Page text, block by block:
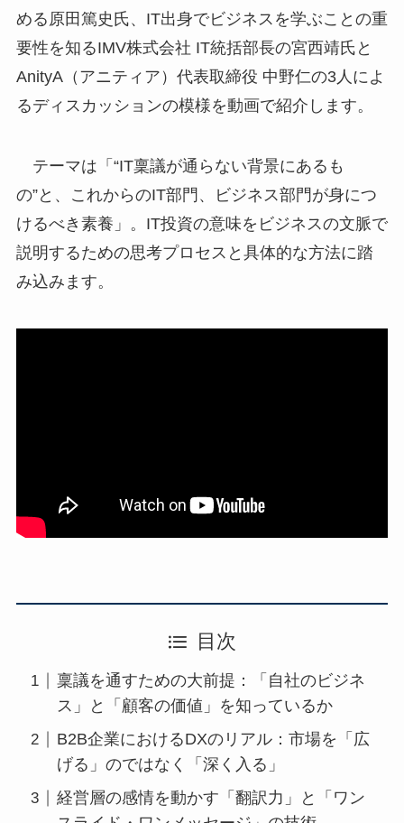
める原田篤史氏、IT出身でビジネスを学ぶことの重
要性を知るIMV株式会社 IT統括部長の宮西靖氏と
AnityA（アニティア）代表取締役 中野仁の3人によ
るディスカッションの模様を動画で紹介します。
テーマは「“IT稟議が通らない背景にあるも
の”と、これからのIT部門、ビジネス部門が身につ
けるべき素養」。IT投資の意味をビジネスの文脈で
説明するための思考プロセスと具体的な方法に踏
み込みます。
目次
稟議を通すための大前提：「自社のビジネ
ス」と「顧客の価値」を知っているか
B2B企業におけるDXのリアル：市場を「広
げる」のではなく「深く入る」
経営層の感情を動かす「翻訳力」と「ワン